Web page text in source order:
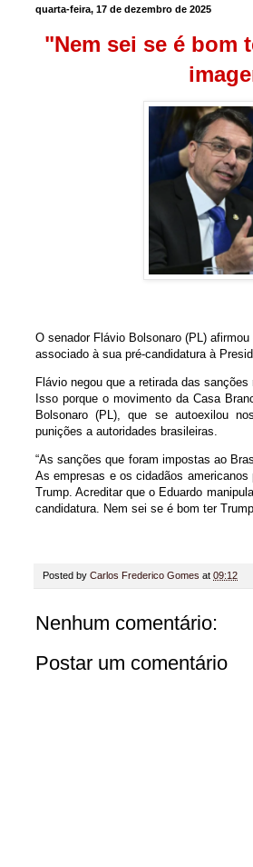
quarta-feira, 17 de dezembro de 2025
"Nem sei se é bom
O senador Flávio Bolsonaro (PL)
associado à sua pré-candidatura à
Flávio negou que a retirada das
Isso porque o movimento da Casa
Bolsonaro (PL), que se autoexilou
punições a autoridades brasileiras.
“As sanções que foram impostas ao
As empresas e os cidadãos
Trump. Acreditar que o Eduardo
candidatura. Nem sei se é bom ter
Posted by Carlos Frederico Gomes at 09:12
Nenhum comentário:
Postar um comentário